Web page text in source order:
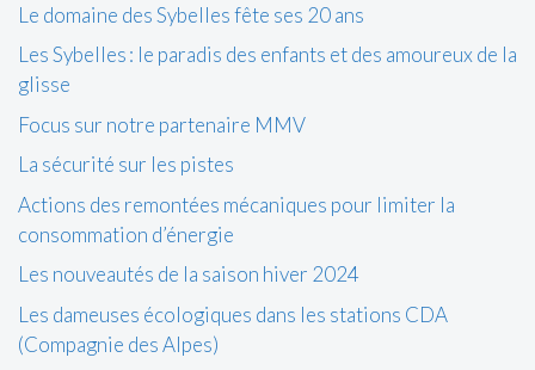
Le domaine des Sybelles fête ses 20 ans
Les Sybelles : le paradis des enfants et des amoureux de la
glisse
Focus sur notre partenaire MMV
La sécurité sur les pistes
Actions des remontées mécaniques pour limiter la
consommation d’énergie
Les nouveautés de la saison hiver 2024
Les dameuses écologiques dans les stations CDA
(Compagnie des Alpes)